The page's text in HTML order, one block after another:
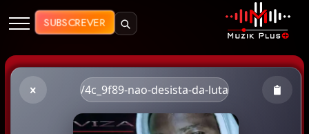
Muzik Plus AO - Streaming de
SUBSCREVER
/4c_9f89-nao-desista-da-luta